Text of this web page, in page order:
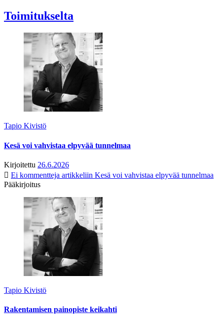
Toimitukselta
Tapio Kivistö
Kesä voi vahvistaa elpyvää tunnelmaa
Kirjoitettu 26.6.2026
Ei kommentteja artikkeliin Kesä voi vahvistaa elpyvää tunnelmaa
Pääkirjoitus
Tapio Kivistö
Rakentamisen painopiste keikahti